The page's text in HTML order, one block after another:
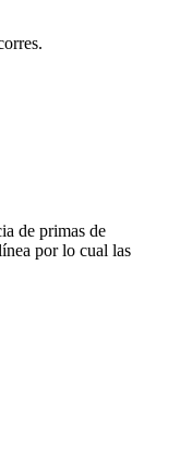
de primas de
por lo cual las